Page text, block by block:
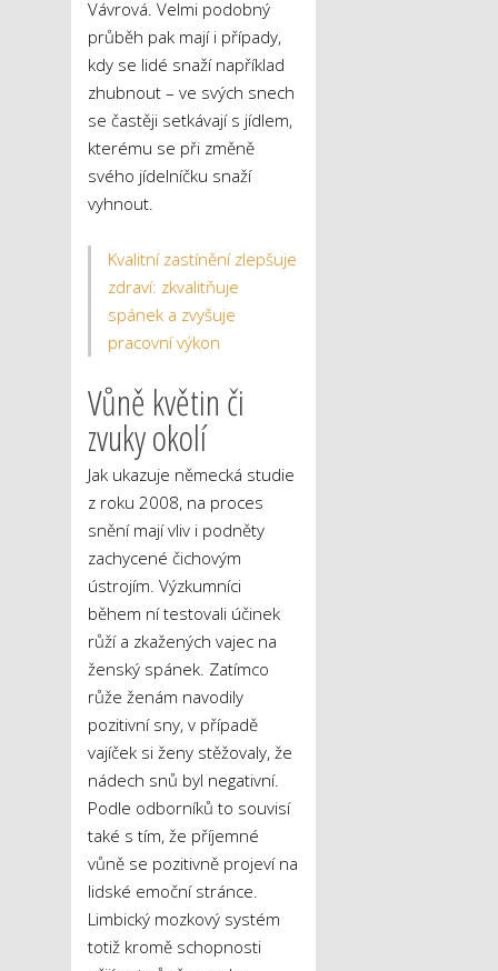
Vávrová. Velmi podobný
průběh pak mají i případy,
kdy se lidé snaží například
zhubnout – ve svých snech
se častěji setkávají s jídlem,
kterému se při změně
svého jídelníčku snaží
vyhnout.
Kvalitní zastínění zlepšuje
zdraví: zkvalitňuje
spánek a zvyšuje
pracovní výkon
Vůně květin či
zvuky okolí
Jak ukazuje německá studie
z roku 2008, na proces
snění mají vliv i podněty
zachycené čichovým
ústrojím. Výzkumníci
během ní testovali účinek
růží a zkažených vajec na
ženský spánek. Zatímco
růže ženám navodily
pozitivní sny, v případě
vajíček si ženy stěžovaly, že
nádech snů byl negativní.
Podle odborníků to souvisí
také s tím, že příjemné
vůně se pozitivně projeví na
lidské emoční stránce.
Limbický mozkový systém
totiž kromě schopnosti